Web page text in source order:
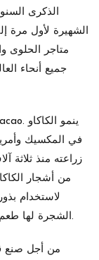
الذكرى
متاجر الحلوى
جميع أنحاء
في المكسيك
من أشجار
الشجرة لها طعم مر وخطير للغاية ويجب تخميرها لتطوير النكهة.
من أجل صنع